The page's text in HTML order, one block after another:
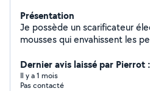
Présentation
Je possède un scarificateur
mousses qui envahissent les
déchets végétaux
Dernier avis laissé par Pierrot
Il y a 1 mois
Pas contacté